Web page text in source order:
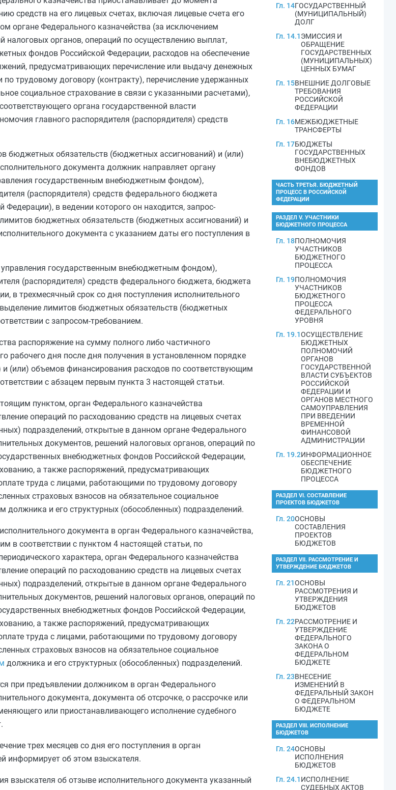
средств на его лицевых счетах, включая лицевые счета его
органе Федерального казначейства (за исключением
органов, операций по осуществлению выплат,
фондов Российской Федерации, расходов на обеспечение
предусматривающих перечисление или выдачу денежных
трудовому договору (контракту), перечисление удержанных
социальное страхование в связи с указанными расчетами),
органа государственной власти
главного распорядителя (распорядителя) средств
бюджетных обязательств (бюджетных ассигнований) и (или)
документа должник направляет органу
государственным внебюджетным фондом),
(распорядителя) средств федерального бюджета
в ведении которого он находится, запрос-
бюджетных обязательств (бюджетных ассигнований) и
документа с указанием даты его поступления в
управления государственным внебюджетным фондом),
(распорядителя) средств федерального бюджета, бюджета
в трехмесячный срок со дня поступления исполнительного
лимитов бюджетных обязательств (бюджетных
с запросом-требованием.
распоряжение на сумму полного либо частичного
рабочего дня после дня получения в установленном порядке
(или) объемов финансирования расходов по соответствующим
с абзацем первым пункта 3 настоящей статьи.
пунктом, орган Федерального казначейства
операций по расходованию средств на лицевых счетах
подразделений, открытые в данном органе Федерального
документов, решений налоговых органов, операций по
внебюджетных фондов Российской Федерации,
а также распоряжений, предусматривающих
труда с лицами, работающими по трудовому договору
страховых взносов на обязательное социальное
должника и его структурных (обособленных) подразделений.
документа в орган Федерального казначейства,
в соответствии с пунктом 4 настоящей статьи, по
характера, орган Федерального казначейства
операций по расходованию средств на лицевых счетах
подразделений, открытые в данном органе Федерального
документов, решений налоговых органов, операций по
внебюджетных фондов Российской Федерации,
а также распоряжений, предусматривающих
труда с лицами, работающими по трудовому договору
страховых взносов на обязательное социальное
должника и его структурных (обособленных) подразделений.
при предъявлении должником в орган Федерального
документа, документа об отсрочке, о рассрочке или
или приостанавливающего исполнение судебного
трех месяцев со дня его поступления в орган
информирует об этом взыскателя.
взыскателя об отзыве исполнительного документа указанный
Гл. 14ГОСУДАРСТВЕННЫЙ
(МУНИЦИПАЛЬНЫЙ)
ДОЛГ
Гл. 14.1ЭМИССИЯ И
ОБРАЩЕНИЕ
ГОСУДАРСТВЕННЫХ
(МУНИЦИПАЛЬНЫХ)
ЦЕННЫХ БУМАГ
Гл. 15ВНЕШНИЕ ДОЛГОВЫЕ
ТРЕБОВАНИЯ
РОССИЙСКОЙ
ФЕДЕРАЦИИ
Гл. 16МЕЖБЮДЖЕТНЫЕ
ТРАНСФЕРТЫ
Гл. 17БЮДЖЕТЫ
ГОСУДАРСТВЕННЫХ
ВНЕБЮДЖЕТНЫХ
ФОНДОВ
ЧАСТЬ ТРЕТЬЯ. БЮДЖЕТНЫЙ
ПРОЦЕСС В РОССИЙСКОЙ
ФЕДЕРАЦИИ
РАЗДЕЛ V. УЧАСТНИКИ
БЮДЖЕТНОГО ПРОЦЕССА
Гл. 18ПОЛНОМОЧИЯ
УЧАСТНИКОВ
БЮДЖЕТНОГО
ПРОЦЕССА
Гл. 19ПОЛНОМОЧИЯ
УЧАСТНИКОВ
БЮДЖЕТНОГО
ПРОЦЕССА
ФЕДЕРАЛЬНОГО
УРОВНЯ
Гл. 19.1ОСУЩЕСТВЛЕНИЕ
БЮДЖЕТНЫХ
ПОЛНОМОЧИЙ
ОРГАНОВ
ГОСУДАРСТВЕННОЙ
ВЛАСТИ СУБЪЕКТОВ
РОССИЙСКОЙ
ФЕДЕРАЦИИ И
ОРГАНОВ МЕСТНОГО
САМОУПРАВЛЕНИЯ
ПРИ ВВЕДЕНИИ
ВРЕМЕННОЙ
ФИНАНСОВОЙ
АДМИНИСТРАЦИИ
Гл. 19.2ИНФОРМАЦИОННОЕ
ОБЕСПЕЧЕНИЕ
БЮДЖЕТНОГО
ПРОЦЕССА
РАЗДЕЛ VI. СОСТАВЛЕНИЕ
ПРОЕКТОВ БЮДЖЕТОВ
Гл. 20ОСНОВЫ
СОСТАВЛЕНИЯ
ПРОЕКТОВ
БЮДЖЕТОВ
РАЗДЕЛ VII. РАССМОТРЕНИЕ И
УТВЕРЖДЕНИЕ БЮДЖЕТОВ
Гл. 21ОСНОВЫ
РАССМОТРЕНИЯ И
УТВЕРЖДЕНИЯ
БЮДЖЕТОВ
Гл. 22РАССМОТРЕНИЕ И
УТВЕРЖДЕНИЕ
ФЕДЕРАЛЬНОГО
ЗАКОНА О
ФЕДЕРАЛЬНОМ
БЮДЖЕТЕ
Гл. 23ВНЕСЕНИЕ
ИЗМЕНЕНИЙ В
ФЕДЕРАЛЬНЫЙ ЗАКОН
О ФЕДЕРАЛЬНОМ
БЮДЖЕТЕ
РАЗДЕЛ VIII. ИСПОЛНЕНИЕ
БЮДЖЕТОВ
Гл. 24ОСНОВЫ
ИСПОЛНЕНИЯ
БЮДЖЕТОВ
Гл. 24.1ИСПОЛНЕНИЕ
СУДЕБНЫХ АКТОВ